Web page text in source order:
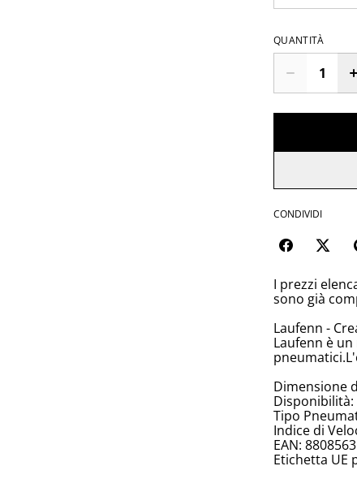
QUANTITÀ
CONDIVIDI
I prezzi
sono già
Laufenn -
Laufenn è
Dimensione
Tipo
Indice di
EAN:
Etichetta UE